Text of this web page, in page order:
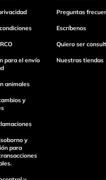
para el envío
animales
y
y
para
Preguntas
Escríbenos
Quiero ser
Nuestras tiendas